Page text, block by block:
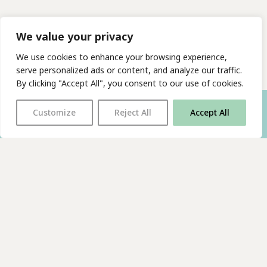
We value your privacy
We use cookies to enhance your browsing experience,
serve personalized ads or content, and analyze our traffic.
By clicking "Accept All", you consent to our use of cookies.
Customize Reject All Accept All